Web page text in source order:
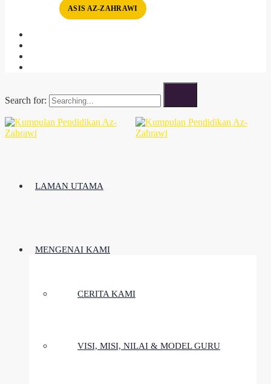
ASIS AZ-ZAHRAWI
Search for:
LAMAN UTAMA
MENGENAI KAMI
CERITA KAMI
VISI, MISI, NILAI & MODEL GURU